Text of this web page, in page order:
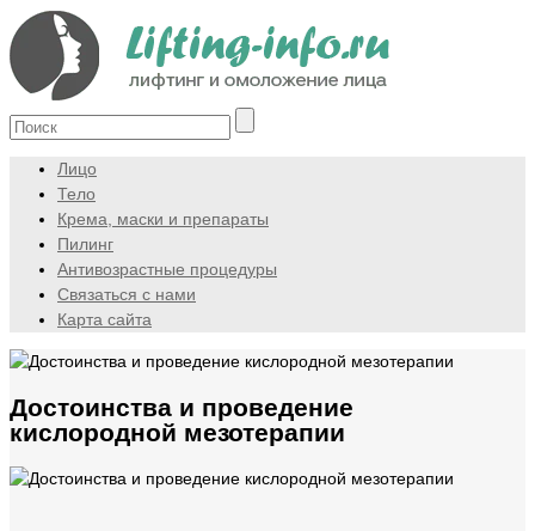
Лицо
Тело
Крема, маски и препараты
Пилинг
Антивозрастные процедуры
Связаться с нами
Карта сайта
Достоинства и проведение
кислородной мезотерапии